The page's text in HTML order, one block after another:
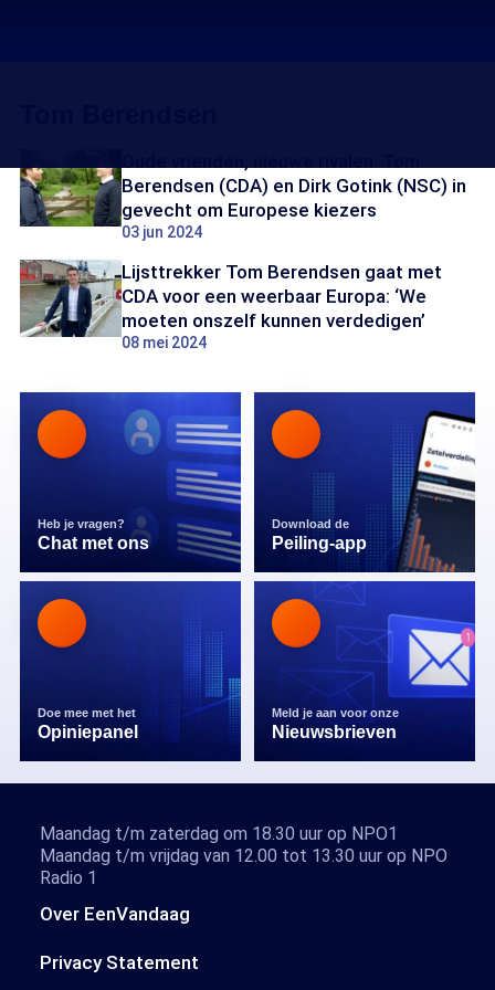
Berendsen (CDA) en Dirk Gotink (NSC) in
gevecht om Europese kiezers
03 jun 2024
Lijsttrekker Tom Berendsen gaat met
CDA voor een weerbaar Europa: ‘We
moeten onszelf kunnen verdedigen’
08 mei 2024
Heb je vragen?
Chat met ons
Download de
Peiling-app
Doe mee met het
Opiniepanel
Meld je aan voor onze
Nieuwsbrieven
Over EenVandaag
Privacy Statement
Maandag t/m zaterdag om 18.30 uur op NPO1
Maandag t/m vrijdag van 12.00 tot 13.30 uur op NPO
Radio 1